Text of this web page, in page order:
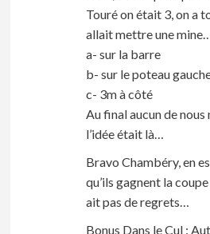
Touré on était 3, on a
allait mettre une
a- sur la barre
b- sur le poteau
c- 3m à côté
Au final aucun de nous
l’idée était là…
Bravo Chambéry, en
qu’ils gagnent la
ait pas de regrets…
Bonus Dans le Cul :